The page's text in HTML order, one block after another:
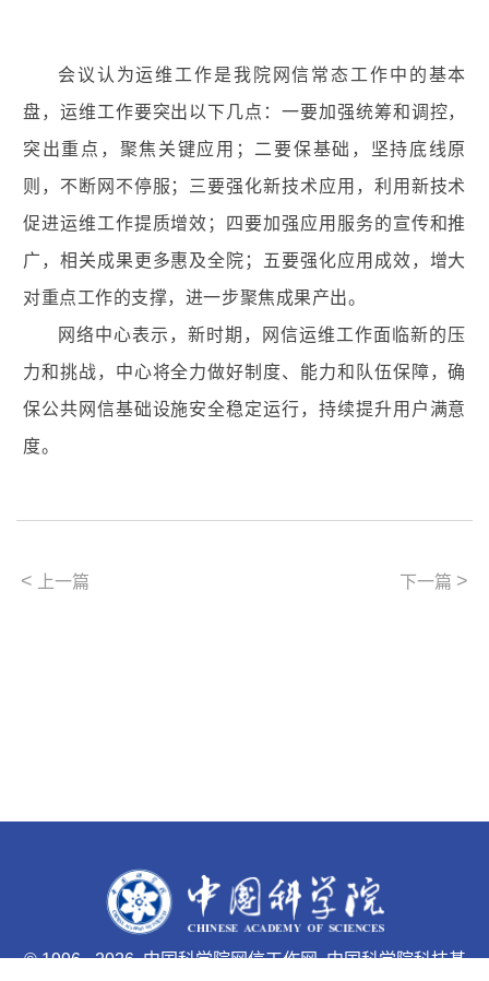
会议认为运维工作是我院网信常态工作中的基本
盘，运维工作要突出以下几点：一要加强统筹和调控，
突出重点，聚焦关键应用；
二要保基础，坚持底线原
则，不断网不停服；三要强化新技术应用，利用新技术
促进运维工作提质增效；四要加强应用服务的宣传和推
广，相关成果更多惠及全院；五要强化应用成效，增大
对重点工作的支撑，进一步聚焦成果产出。
网络中心表示，新时期，网信运维工作面临新的压
力和挑战，中心将全力做好制度、能力和队伍保障，确
保公共网信基础设施安全稳定运行，持续提升用户满意
度。
< 上一篇 下一篇 >
© 1996 -2026 中国科学院网信工作网 中国科学院科技基